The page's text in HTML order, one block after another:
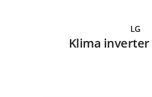
LG
Klima inverter